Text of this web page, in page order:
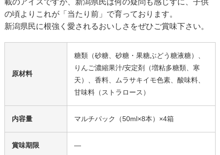
載のアイスですが、新潟県民は何の疑問も感じずに、子供
の頃よりこれが「当たり前」で育っております。
新潟県民に根強く愛されるおいしさをぜひご賞味下さい。
原材料
糖類（砂糖、砂糖・果糖ぶどう糖液糖）、
りんご濃縮果汁/安定剤（増粘多糖類、寒
天）、香料、ムラサキイモ色素、酸味料、
甘味料（ストラロース）
内容量 マルチパック（50ml×8本）×4箱
賞味期限 ―